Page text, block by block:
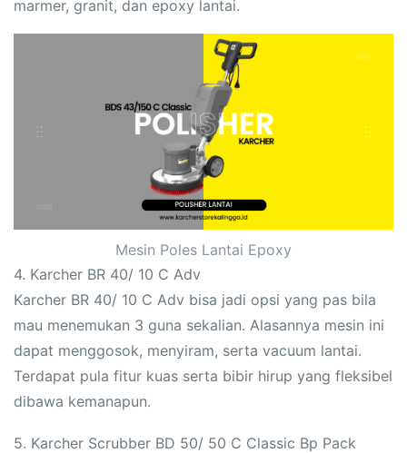
marmer, granit, dan epoxy lantai.
Mesin Poles Lantai Epoxy
4. Karcher BR 40/ 10 C Adv
Karcher BR 40/ 10 C Adv bisa jadi opsi yang pas bila
mau menemukan 3 guna sekalian. Alasannya mesin ini
dapat menggosok, menyiram, serta vacuum lantai.
Terdapat pula fitur kuas serta bibir hirup yang fleksibel
dibawa kemanapun.
5. Karcher Scrubber BD 50/ 50 C Classic Bp Pack